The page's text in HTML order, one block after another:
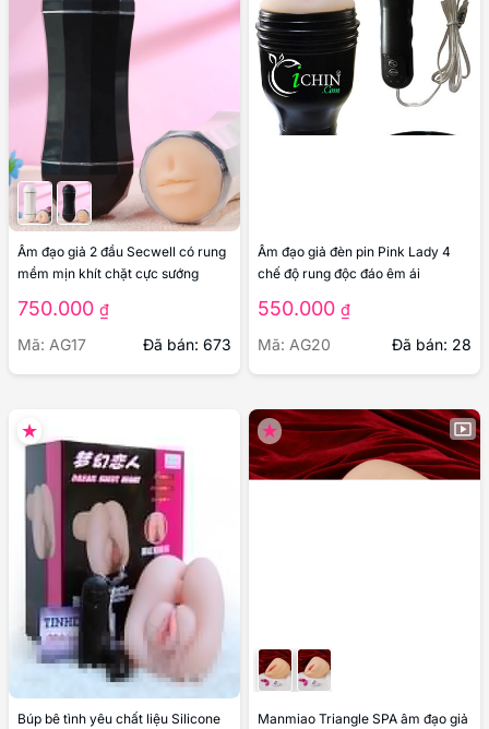
Âm đạo giả 2 đầu Secwell có rung
mềm mịn khít chặt cực sướng
750.000 ₫
Mã: AG17
Đã bán: 673
Âm đạo giả đèn pin Pink Lady 4
chế độ rung độc đáo êm ái
550.000 ₫
Mã: AG20
Đã bán: 28
Búp bê tình yêu chất liệu Silicone
Manmiao Triangle SPA âm đạo giả